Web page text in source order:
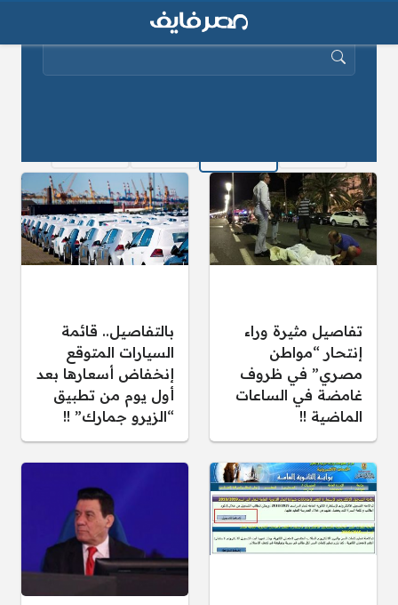
تفاصيل مثيرة وراء
إنتحار “مواطن
مصري” في ظروف
غامضة في الساعات
الماضية !!
بالتفاصيل.. قائمة
السيارات المتوقع
إنخفاض أسعارها بعد
أول يوم من تطبيق
“الزيرو جمارك” !!
البحث عن: